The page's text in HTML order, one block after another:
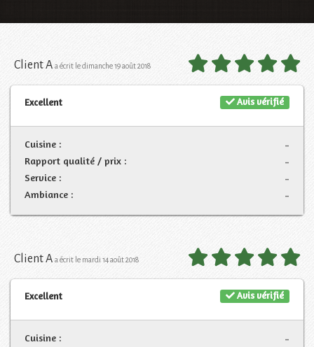
Client A a écrit le dimanche 19 août 2018
Avis vérifié
Excellent
-
Cuisine :
-
Rapport qualité / prix :
-
Service :
-
Ambiance :
Client A a écrit le mardi 14 août 2018
Avis vérifié
Excellent
-
Cuisine :